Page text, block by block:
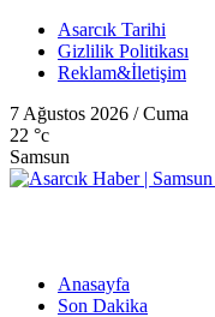
Asarcık Tarihi
Gizlilik Politikası
Reklam&İletişim
7 Ağustos 2026 / Cuma
22 °c
Samsun
Anasayfa
Son Dakika